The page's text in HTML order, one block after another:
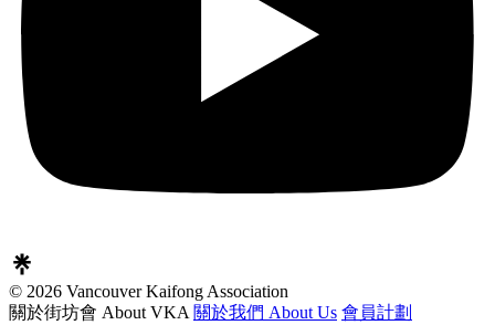
© 2026 Vancouver Kaifong Association
關於街坊會 About VKA 關於我們 About Us 會員計劃